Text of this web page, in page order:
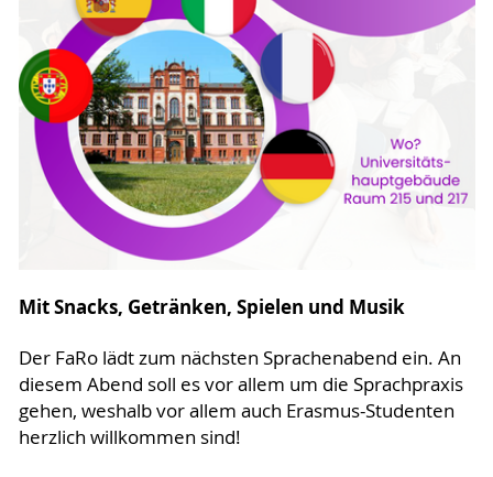
Mit Snacks, Getränken, Spielen und Musik
Der FaRo lädt zum nächsten Sprachenabend ein. An
diesem Abend soll es vor allem um die Sprachpraxis
gehen, weshalb vor allem auch Erasmus-Studenten
herzlich willkommen sind!